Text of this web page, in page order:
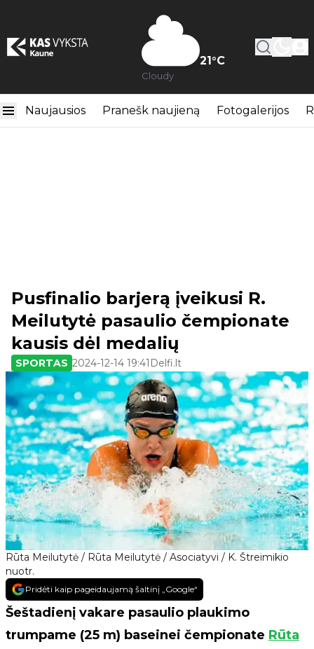
21°C
Cloudy
Naujausios Pranešk naujieną Fotogalerijos
Rūta Meilutytė / Rūta Meilutytė / Asociatyvi / K. Štreimikio
nuotr.
Pusfinalio barjerą įveikusi R.
Meilutytė pasaulio čempionate
kausis dėl medalių
SPORTAS 2024-12-14 19:41 Delfi.lt
Pridėti kaip pageidaujamą šaltinį „Google“
Šeštadienį vakare pasaulio plaukimo
trumpame (25 m) baseinei čempionate Rūta